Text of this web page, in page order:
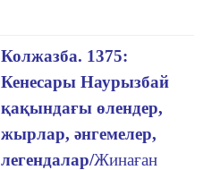
Колжазба. 1375:
Кенесары Наурызбай
қақындағы өлендер,
жырлар, әнгемелер,
легендалар/Жинаған